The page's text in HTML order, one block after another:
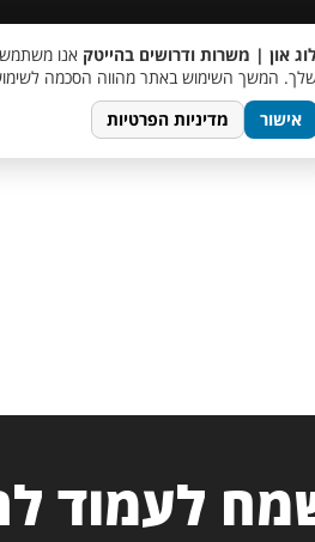
לעמוד
און | משרות ודרושים בהייטק
המשך השימוש באתר מהווה הסכמה לשימוש
אישור
מדיניות הפרטיות